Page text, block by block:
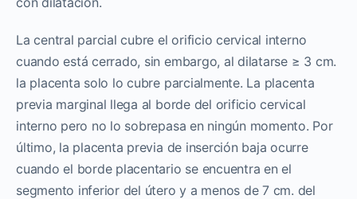
La central parcial cubre el orificio cervical interno
cuando está cerrado, sin embargo, al dilatarse ≥ 3 cm.
la placenta solo lo cubre parcialmente. La placenta
previa marginal llega al borde del orificio cervical
interno pero no lo sobrepasa en ningún momento. Por
último, la placenta previa de inserción baja ocurre
cuando el borde placentario se encuentra en el
segmento inferior del útero y a menos de 7 cm. del